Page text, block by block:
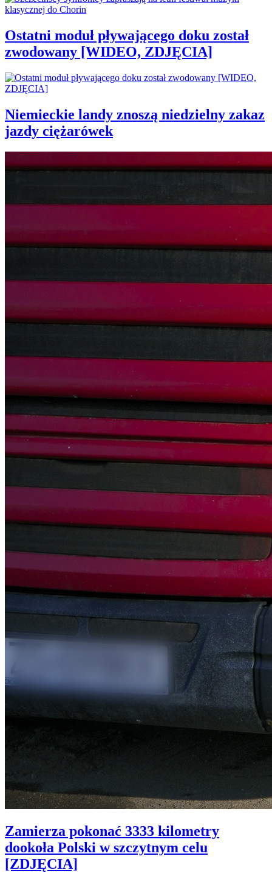
Ostatni moduł pływającego doku został
zwodowany [WIDEO, ZDJĘCIA]
Niemieckie landy znoszą niedzielny zakaz
jazdy ciężarówek
Zamierza pokonać 3333 kilometry
dookoła Polski w szczytnym celu
[ZDJĘCIA]